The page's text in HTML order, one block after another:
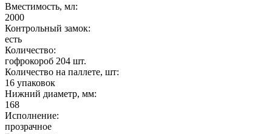
Вместимость, мл:
2000
Контрольный замок:
есть
Количество:
гофрокороб 204 шт.
Количество на паллете, шт:
16 упаковок
Нижний диаметр, мм:
168
Исполнение:
прозрачное